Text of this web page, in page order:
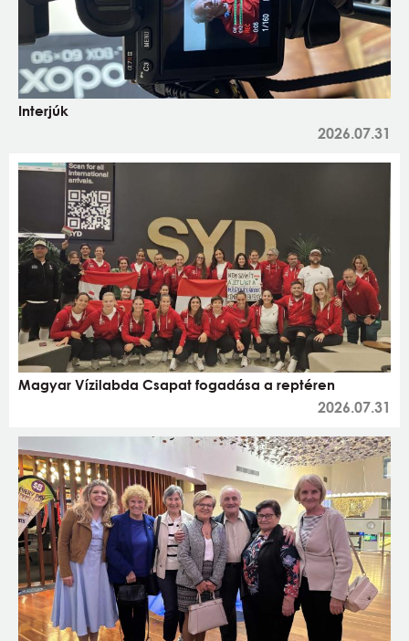
Interjúk
2026.07.31
Magyar Vízilabda Csapat fogadása a reptéren
2026.07.31